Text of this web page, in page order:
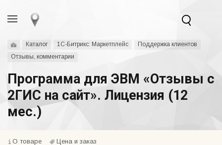
Каталог 1С-Битрикс: Маркетплейс
Поддержка клиентов
Отзывы, комментарии
Программа для ЭВМ «Отзывы с
2ГИС на сайт». Лицензия (12
мес.)
О товаре Цена и заказ